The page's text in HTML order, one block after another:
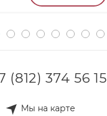
(812) 374 56 15
Мы на карте